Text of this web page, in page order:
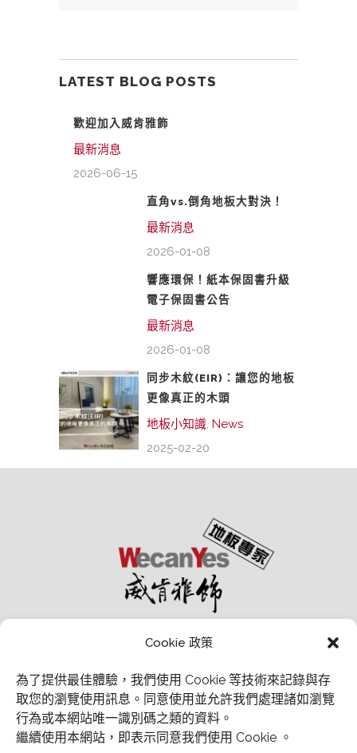
Cookie 政策
為了提供最佳體驗，我們使用 Cookie 等技術來記錄與存
取您的瀏覽使用訊息。 同意使用並允許我們處理諸如瀏覽
行為或本網站唯一識別碼之類的資料。
繼續使用本網站，即表示同意我們使用 Cookie 。
LATEST BLOG POSTS
歡迎加入威肯雅飾
最新消息
2026-06-15
直角vs.倒角地板大對決！
最新消息
2026-01-08
響應環保！紙本保固書升級
電子保固書公告
最新消息
2026-01-08
同步木紋(EIR)：讓您的地板
更像真正的木頭
地板小知識, News
2025-02-20
經銷商會員中心